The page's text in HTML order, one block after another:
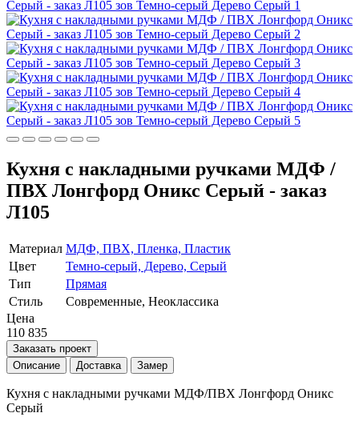
Кухня с накладными ручками МДФ /
ПВХ Лонгфорд Оникс Серый - заказ
Л105
Материал МДФ, ПВХ, Пленка, Пластик
Цвет
Темно-серый, Дерево, Серый
Тип
Прямая
Стиль
Современные, Неоклассика
Цена
110 835
Заказать проект
Описание
Доставка Замер
Кухня с накладными ручками МДФ/ПВХ Лонгфорд Оникс
Серый